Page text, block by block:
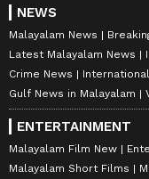
NEWS
Malayalam News
Latest Malayalam News
Crime News
Gulf News in Malayalam
ENTERTAINMENT
Malayalam Film New
Malayalam Short Films